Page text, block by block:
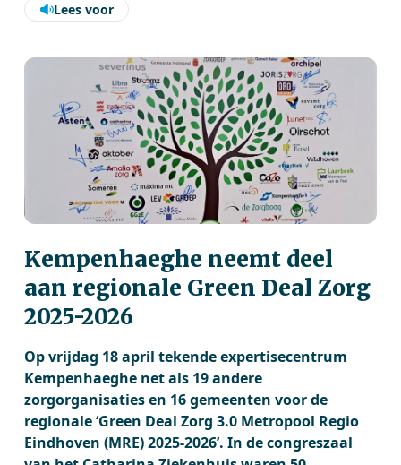
Lees voor
Kempenhaeghe neemt deel
aan regionale Green Deal Zorg
2025-2026
Op vrijdag 18 april tekende expertisecentrum
Kempenhaeghe net als 19 andere
zorgorganisaties en 16 gemeenten voor de
regionale ‘Green Deal Zorg 3.0 Metropool Regio
Eindhoven (MRE) 2025-2026’. In de congreszaal